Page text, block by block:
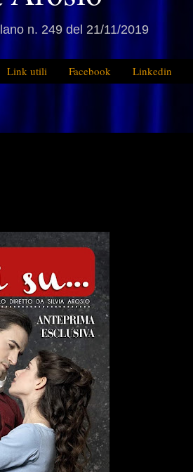
n. 249 del 21/11/2019
Link utili Facebook Linkedin